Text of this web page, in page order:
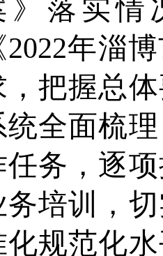
》落实情
2022年淄
，把握总
统全面梳
任务 ，逐
务培训，
化规范化